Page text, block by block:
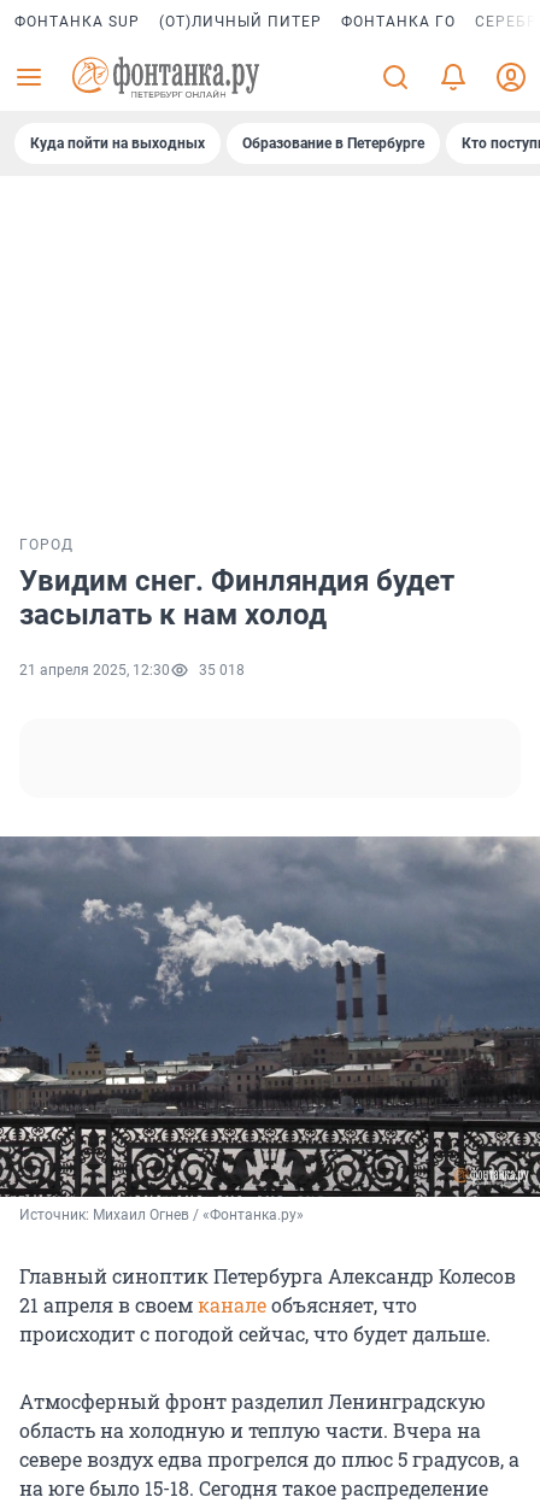
ФОНТАНКА SUP (ОТ)ЛИЧНЫЙ ПИТЕР ФОНТАНКА ГО
Куда пойти на выходных Образование в Петербурге Кто
ГОРОД
Увидим снег. Финляндия будет
засылать к нам холод
21 апреля 2025, 12:30 35 018
Источник: Михаил Огнев / «Фонтанка.ру»
Главный синоптик Петербурга Александр Колесов
21 апреля в своемканалеобъясняет, что
происходит с погодой сейчас, что будет дальше.
Атмосферный фронт разделил Ленинградскую
область на холодную и теплую части. Вчера на
севере воздух едва прогрелся до плюс 5 градусов, а
на юге было 15-18. Сегодня такое распределение